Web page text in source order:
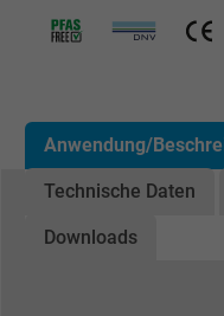
Anwendung/
Technische Daten
Downloads